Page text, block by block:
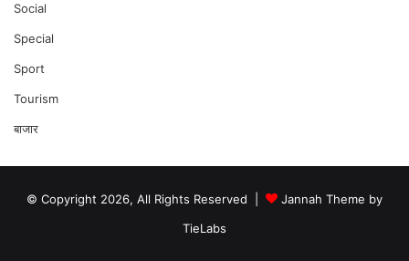
Social
Special
Sport
Tourism
बाजार
© Copyright 2026, All Rights Reserved |
Jannah Theme by
TieLabs